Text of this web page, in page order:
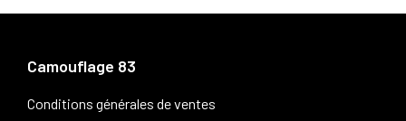
Camouflage 83
Conditions générales de ventes